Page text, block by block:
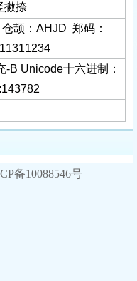
撇捺
颉：AHJD 郑码：
-B Unicode十六进制：
备10088546号